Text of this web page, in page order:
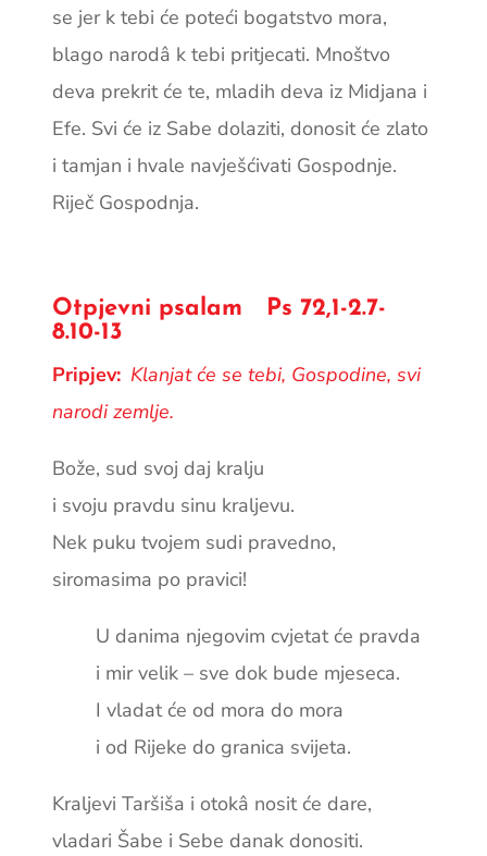
se jer k tebi će poteći bogatstvo mora,
blago narodâ k tebi pritjecati. Mnoštvo
deva prekrit će te, mladih deva iz Midjana i
Efe. Svi će iz Sabe dolaziti, donosit će zlato
i tamjan i hvale navješćivati Gospodnje.
Riječ Gospodnja.
Otpjevni psalam Ps 72,1-2.7-
8.10-13
Pripjev: Klanjat će se tebi, Gospodine, svi
narodi zemlje.
Bože, sud svoj daj kralju
i svoju pravdu sinu kraljevu.
Nek puku tvojem sudi pravedno,
siromasima po pravici!
U danima njegovim cvjetat će pravda
i mir velik – sve dok bude mjeseca.
I vladat će od mora do mora
i od Rijeke do granica svijeta.
Kraljevi Taršiša i otokâ nosit će dare,
vladari Šabe i Sebe danak donositi.